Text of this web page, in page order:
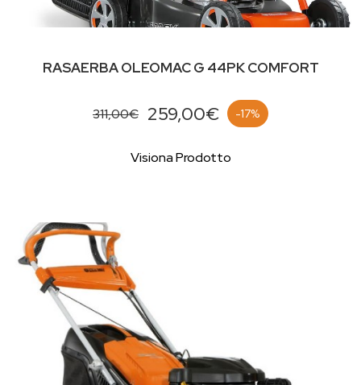
RASAERBA OLEOMAC G 44PK COMFORT
311,00€ 259,00€ -17%
Visiona Prodotto